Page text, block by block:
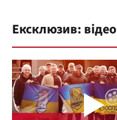
Ексклюзив: відео